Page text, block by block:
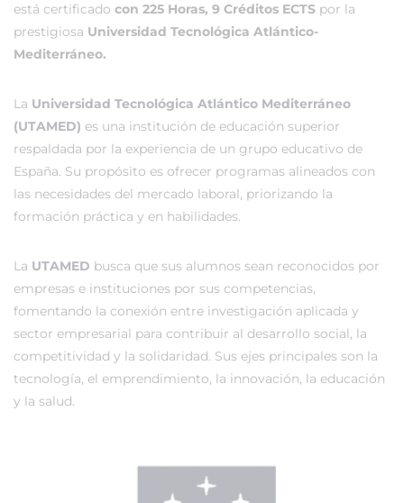
está certificado con 225 Horas, 9 Créditos ECTS por la
prestigiosa Universidad Tecnológica Atlántico-
Mediterráneo.
La Universidad Tecnológica Atlántico Mediterráneo
(UTAMED) es una institución de educación superior
respaldada por la experiencia de un grupo educativo de
España. Su propósito es ofrecer programas alineados con
las necesidades del mercado laboral, priorizando la
formación práctica y en habilidades.
La UTAMED busca que sus alumnos sean reconocidos por
empresas e instituciones por sus competencias,
fomentando la conexión entre investigación aplicada y
sector empresarial para contribuir al desarrollo social, la
competitividad y la solidaridad. Sus ejes principales son la
tecnología, el emprendimiento, la innovación, la educación
y la salud.